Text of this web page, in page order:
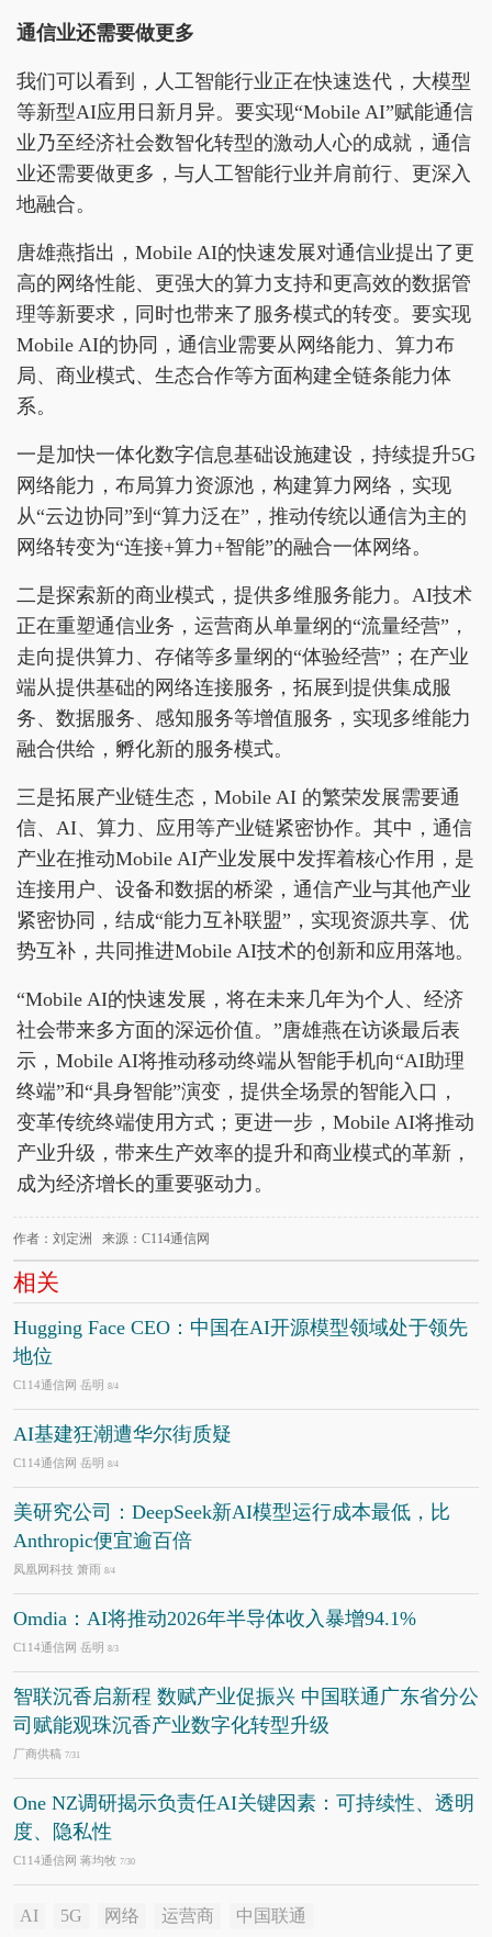
通信业还需要做更多
我们可以看到，人工智能行业正在快速迭代，大模型
等新型AI应用日新月异。要实现“Mobile AI”赋能通信
业乃至经济社会数智化转型的激动人心的成就，通信
业还需要做更多，与人工智能行业并肩前行、更深入
地融合。
唐雄燕指出，Mobile AI的快速发展对通信业提出了更
高的网络性能、更强大的算力支持和更高效的数据管
理等新要求，同时也带来了服务模式的转变。要实现
Mobile AI的协同，通信业需要从网络能力、算力布
局、商业模式、生态合作等方面构建全链条能力体
系。
一是加快一体化数字信息基础设施建设，持续提升5G
网络能力，布局算力资源池，构建算力网络，实现
从“云边协同”到“算力泛在”，推动传统以通信为主的
网络转变为“连接+算力+智能”的融合一体网络。
二是探索新的商业模式，提供多维服务能力。AI技术
正在重塑通信业务，运营商从单量纲的“流量经营”，
走向提供算力、存储等多量纲的“体验经营”；在产业
端从提供基础的网络连接服务，拓展到提供集成服
务、数据服务、感知服务等增值服务，实现多维能力
融合供给，孵化新的服务模式。
三是拓展产业链生态，Mobile AI 的繁荣发展需要通
信、AI、算力、应用等产业链紧密协作。其中，通信
产业在推动Mobile AI产业发展中发挥着核心作用，是
连接用户、设备和数据的桥梁，通信产业与其他产业
紧密协同，结成“能力互补联盟”，实现资源共享、优
势互补，共同推进Mobile AI技术的创新和应用落地。
“Mobile AI的快速发展，将在未来几年为个人、经济
社会带来多方面的深远价值。”唐雄燕在访谈最后表
示，Mobile AI将推动移动终端从智能手机向“AI助理
终端”和“具身智能”演变，提供全场景的智能入口，
变革传统终端使用方式；更进一步，Mobile AI将推动
产业升级，带来生产效率的提升和商业模式的革新，
成为经济增长的重要驱动力。
作者：刘定洲 来源：C114通信网
相关
Hugging Face CEO：中国在AI开源模型领域处于领先
地位
C114通信网 岳明 8/4
AI基建狂潮遭华尔街质疑
C114通信网 岳明 8/4
美研究公司：DeepSeek新AI模型运行成本最低，比
Anthropic便宜逾百倍
凤凰网科技 箫雨 8/4
Omdia：AI将推动2026年半导体收入暴增94.1%
C114通信网 岳明 8/3
智联沉香启新程 数赋产业促振兴 中国联通广东省分公
司赋能观珠沉香产业数字化转型升级
厂商供稿 7/31
One NZ调研揭示负责任AI关键因素：可持续性、透明
度、隐私性
C114通信网 蒋均牧 7/30
AI 5G 网络 运营商 中国联通